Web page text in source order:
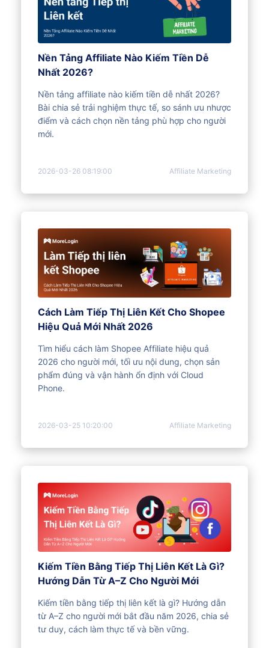
Nền Tảng Affiliate Nào Kiếm Tiền Dễ
Nhất 2026?
Nền tảng affiliate nào kiếm tiền dễ nhất 2026?
Bài chia sẻ trải nghiệm thực tế, so sánh ưu nhược
điểm và cách chọn nền tảng phù hợp cho người
mới.
2026-03-26 08:19:00 Affiliate Marketing
Cách Làm Tiếp Thị Liên Kết Cho Shopee
Hiệu Quả Mới Nhất 2026
Tìm hiểu cách làm Shopee Affiliate hiệu quả
2026 cho người mới, tối ưu nội dung, chọn sản
phẩm đúng và vận hành ổn định với Cloud
Phone.
2026-03-25 10:20:00 Affiliate Marketing
Kiếm Tiền Bằng Tiếp Thị Liên Kết Là Gì?
Hướng Dẫn Từ A–Z Cho Người Mới
Kiếm tiền bằng tiếp thị liên kết là gì? Hướng dẫn
từ A–Z cho người mới bắt đầu năm 2026, chia sẻ
tư duy, cách làm thực tế và bền vững.